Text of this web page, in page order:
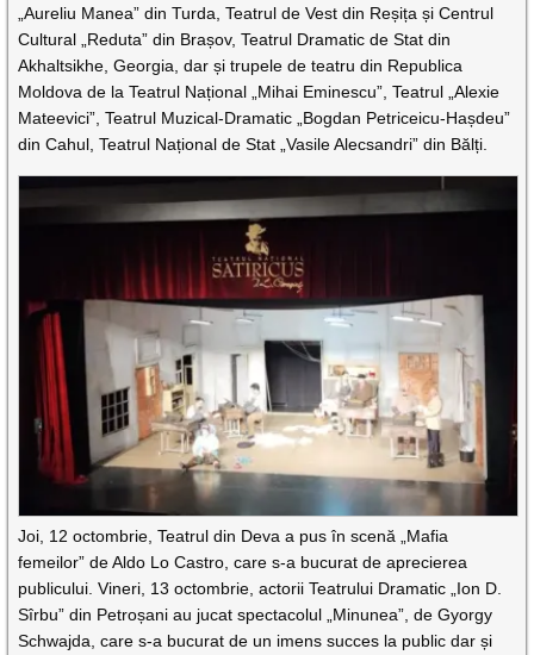
„Aureliu Manea” din Turda, Teatrul de Vest din Reșița și Centrul
Cultural „Reduta” din Brașov, Teatrul Dramatic de Stat din
Akhaltsikhe, Georgia, dar și trupele de teatru din Republica
Moldova de la Teatrul Național „Mihai Eminescu”, Teatrul „Alexie
Mateevici”, Teatrul Muzical-Dramatic „Bogdan Petriceicu-Hașdeu”
din Cahul, Teatrul Național de Stat „Vasile Alecsandri” din Bălți.
Joi, 12 octombrie, Teatrul din Deva a pus în scenă „Mafia
femeilor” de Aldo Lo Castro, care s-a bucurat de aprecierea
publicului. Vineri, 13 octombrie, actorii Teatrului Dramatic „Ion D.
Sîrbu” din Petroșani au jucat spectacolul „Minunea”, de Gyorgy
Schwajda, care s-a bucurat de un imens succes la public dar și